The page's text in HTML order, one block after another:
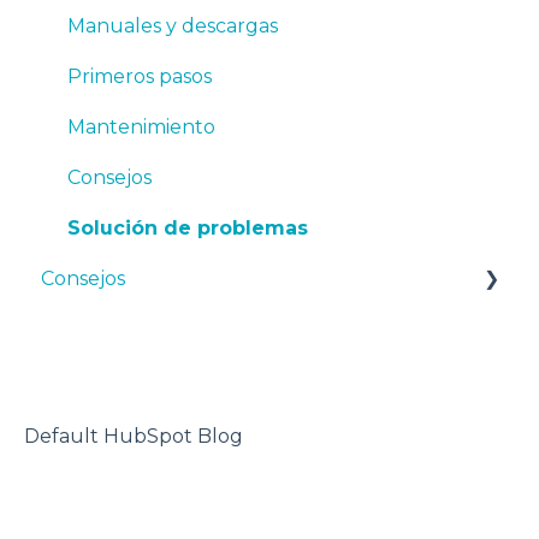
TPU
PET-G
BVOH
PVA
ABS
PP
PP GF30
Manuales y descargas
Primeros pasos
Mantenimiento
Consejos
Solución de problemas
Consejos
Default HubSpot Blog